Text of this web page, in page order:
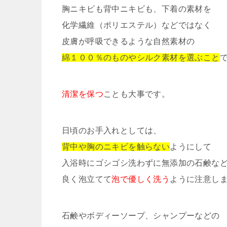
胸ニキビも背中ニキビも、下着の素材を
化学繊維（ポリエステル）などではなく
皮膚が呼吸できるような自然素材の
綿１００％のものやシルク素材を選ぶこと
清潔を保つことも大事です。
日頃のお手入れとしては、
背中や胸のニキビを触らないようにして
入浴時にゴシゴシ洗わずに無添加の石鹸な
良く泡立てて泡で優しく洗う ように注意しま
石鹸やボディーソープ、シャンプーなどの